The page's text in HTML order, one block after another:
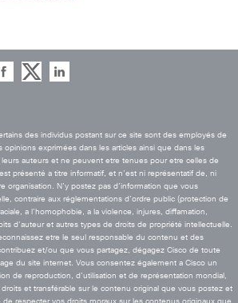
des individus postant sur ce site sont des employés de
opinions exprimées dans les articles ainsi que dans les
auteurs et ne peuvent etre tenues pour etre celles de
présenté a titre informatif, et n’est ni représentatif de, ni
organisation. N’y postez pas d’information que vous
contraire aux réglementations d’ordre public (protection de
a l’homophobie, a la violence, injures, diffamation,
d’auteur et autres types de droits de propriété intellectuelle.
etre le seul responsable du contenu et des
et/ou que vous partagez, dégagez Cisco de toute
du site internet. Vous consentez également a Cisco un
de reproduction, d’utilisation et de représentation mondial,
et transférable sur le contenu original que vous postez et
respecter vos droits moraux sur les contenus originaux que